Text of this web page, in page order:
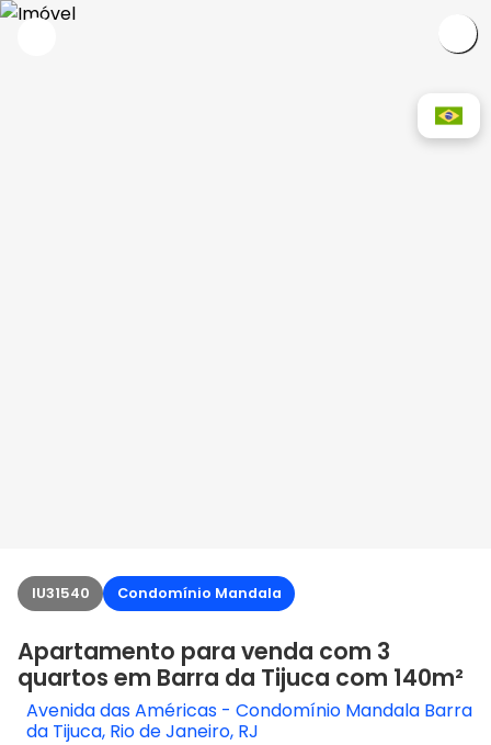
IU31540 Condomínio Mandala
Apartamento para venda com 3
quartos em Barra da Tijuca com 140m²
Avenida das Américas - Condomínio Mandala Barra
da Tijuca, Rio de Janeiro, RJ